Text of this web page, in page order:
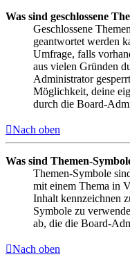
Was sind geschlossene
Geschlossene
geantwortet werden
Umfrage, falls
aus vielen Gründen
Administrator
Möglichkeit, deine
durch die Board-
Nach oben
Was sind Themen-
Themen-Symbole
mit einem Thema in
Inhalt kennzeichnen
Symbole zu
ab, die die Board-
Nach oben